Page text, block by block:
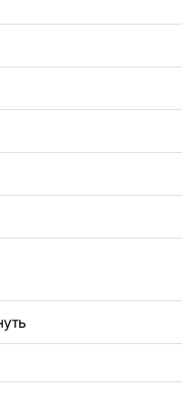
добавить любой
другие изменения
с нами.
вам нужна помощь,
помочь.